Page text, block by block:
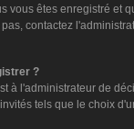
vous êtes enregistré et
contactez
?
à l'administrateur de
tels que le choix